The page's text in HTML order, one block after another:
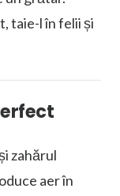
taie-l în felii și
zahărul
aer în